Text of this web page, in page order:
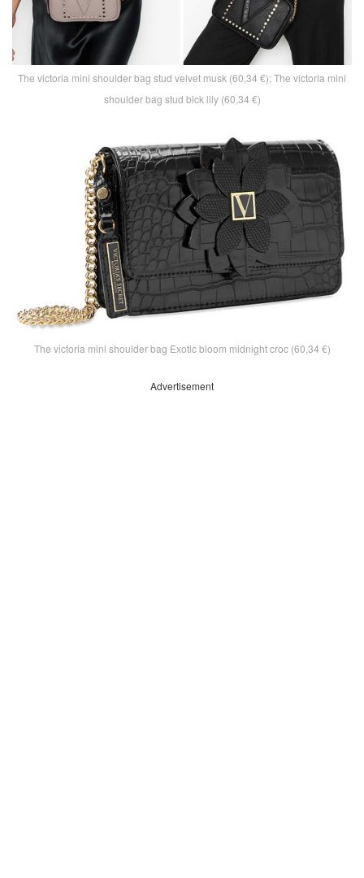
The victoria mini shoulder bag stud velvet musk (60,34 €); The victoria mini
shoulder bag stud blck lily (60,34 €)
The victoria mini shoulder bag Exotic bloom midnight croc (60,34 €)
Advertisement